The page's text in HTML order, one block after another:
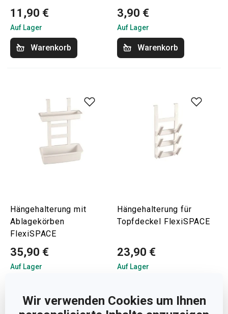
Wir verwenden Cookies um Ihnen
11,90 €
Auf Lager
Warenkorb
3,90 €
Auf Lager
Warenkorb
Hängehalterung mit
Ablagekörben
FlexiSPACE
35,90 €
Auf Lager
Hängehalterung für
Topfdeckel FlexiSPACE
23,90 €
Auf Lager